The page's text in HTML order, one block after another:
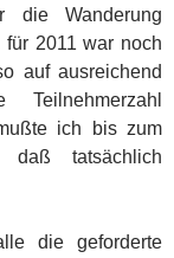
die Wanderung
für 2011 war noch
auf ausreichend
ich bis zum
daß tatsächlich
die geforderte